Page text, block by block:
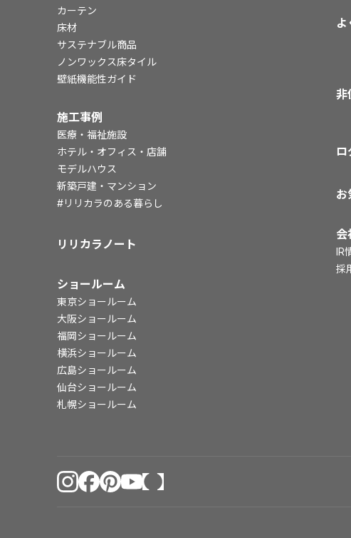
カーテン
床材
サステナブル商品
ノンワックス床タイル
壁紙機能性ガイド
施工事例
医療・福祉施設
ホテル・オフィス・店舗
モデルハウス
新築戸建・マンション
#リリカラのある暮らし
リリカラノート
ショールーム
東京ショールーム
大阪ショールーム
福岡ショールーム
横浜ショールーム
広島ショールーム
仙台ショールーム
札幌ショールーム
よ
非
お
会
IR
採